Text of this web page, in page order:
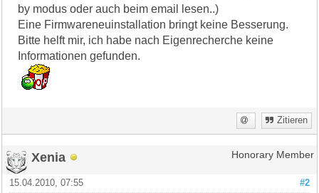
by modus oder auch beim email lesen..)
Eine Firmwareneuinstallation bringt keine Besserung.
Bitte helft mir, ich habe nach Eigenrecherche keine
Informationen gefunden.
Zitieren
Xenia Honorary Member
#2
15.04.2010, 07:55